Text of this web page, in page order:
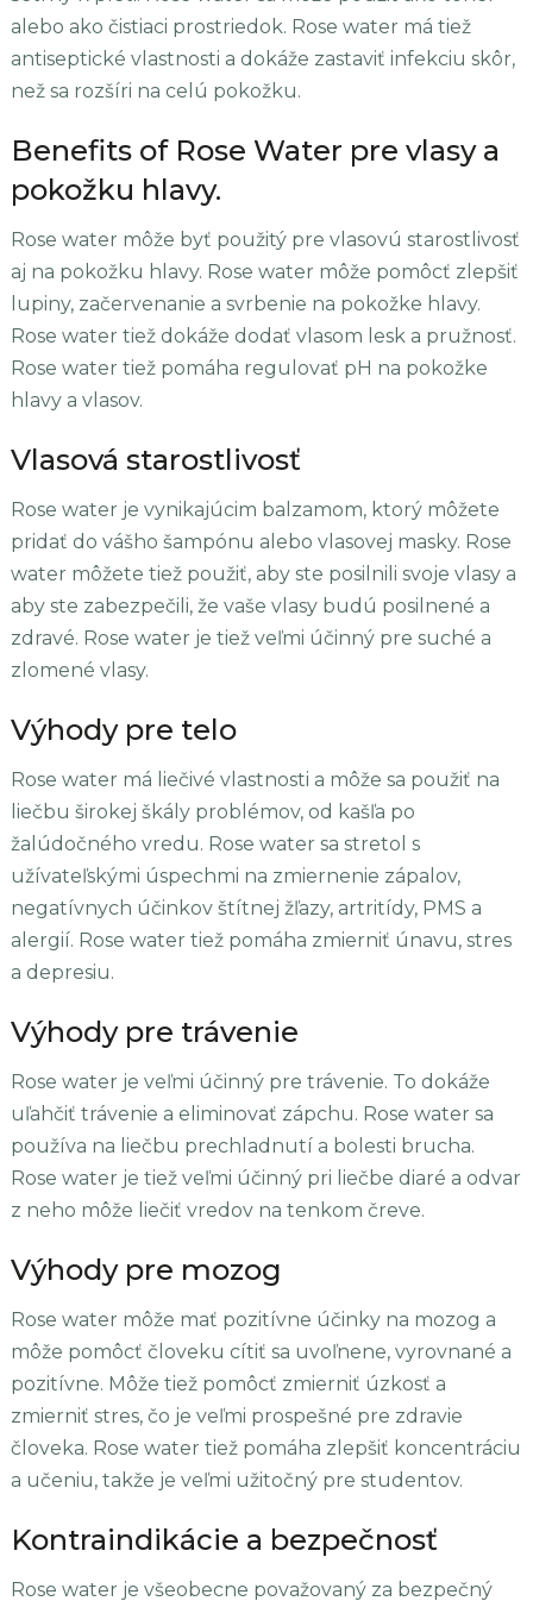
alebo ako čistiaci prostriedok. Rose water má tiež
antiseptické vlastnosti a dokáže zastaviť infekciu skôr,
než sa rozšíri na celú pokožku.
Benefits of Rose Water pre vlasy a
pokožku hlavy.
Rose water môže byť použitý pre vlasovú starostlivosť
aj na pokožku hlavy. Rose water môže pomôcť zlepšiť
lupiny, začervenanie a svrbenie na pokožke hlavy.
Rose water tiež dokáže dodať vlasom lesk a pružnosť.
Rose water tiež pomáha regulovať pH na pokožke
hlavy a vlasov.
Vlasová starostlivosť
Rose water je vynikajúcim balzamom, ktorý môžete
pridať do vášho šampónu alebo vlasovej masky. Rose
water môžete tiež použiť, aby ste posilnili svoje vlasy a
aby ste zabezpečili, že vaše vlasy budú posilnené a
zdravé. Rose water je tiež veľmi účinný pre suché a
zlomené vlasy.
Výhody pre telo
Rose water má liečivé vlastnosti a môže sa použiť na
liečbu širokej škály problémov, od kašľa po
žalúdočného vredu. Rose water sa stretol s
užívateľskými úspechmi na zmiernenie zápalov,
negatívnych účinkov štítnej žľazy, artritídy, PMS a
alergií. Rose water tiež pomáha zmierniť únavu, stres
a depresiu.
Výhody pre trávenie
Rose water je veľmi účinný pre trávenie. To dokáže
uľahčiť trávenie a eliminovať zápchu. Rose water sa
používa na liečbu prechladnutí a bolesti brucha.
Rose water je tiež veľmi účinný pri liečbe diaré a odvar
z neho môže liečiť vredov na tenkom čreve.
Výhody pre mozog
Rose water môže mať pozitívne účinky na mozog a
môže pomôcť človeku cítiť sa uvoľnene, vyrovnané a
pozitívne. Môže tiež pomôcť zmierniť úzkosť a
zmierniť stres, čo je veľmi prospešné pre zdravie
človeka. Rose water tiež pomáha zlepšiť koncentráciu
a učeniu, takže je veľmi užitočný pre studentov.
Kontraindikácie a bezpečnosť
Rose water je všeobecne považovaný za bezpečný